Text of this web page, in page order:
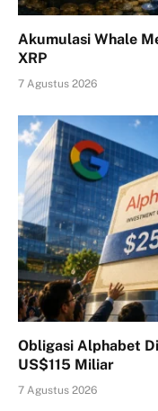
Akumulasi Whale
XRP
7 Agustus 2026
Obligasi Alphabet
US$115 Miliar
7 Agustus 2026